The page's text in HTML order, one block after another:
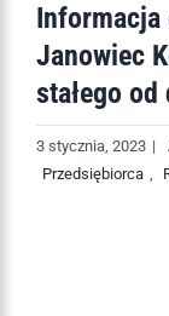
Informacja
Janowiec
stałego
3 stycznia, 2023 |
Przedsiębiorca